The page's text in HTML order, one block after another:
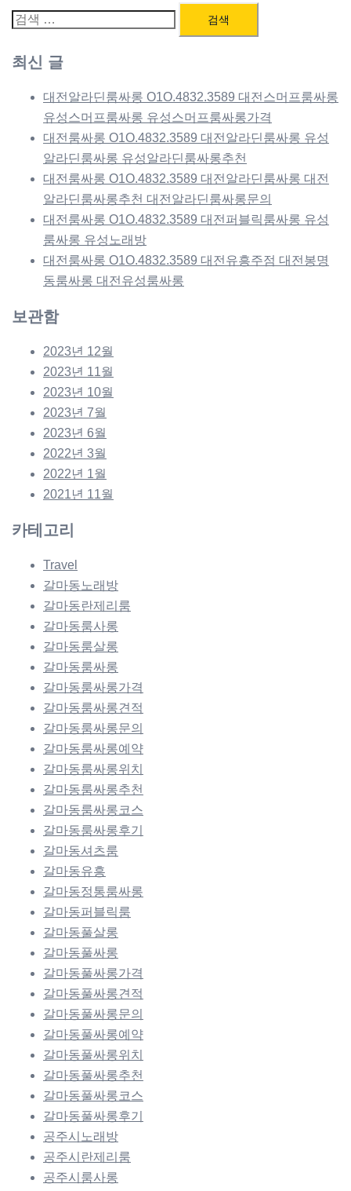
검
최신 글
대전알라딘룸싸롱 O1O.4832.3589 대전스머프룸싸롱
유성스머프룸싸롱 유성스머프룸싸롱가격
대전룸싸롱 O1O.4832.3589 대전알라딘룸싸롱 유성
알라딘룸싸롱 유성알라딘룸싸롱추천
대전룸싸롱 O1O.4832.3589 대전알라딘룸싸롱 대전
알라딘룸싸롱추천 대전알라딘룸싸롱문의
대전룸싸롱 O1O.4832.3589 대전퍼블릭룸싸롱 유성
룸싸롱 유성노래방
대전룸싸롱 O1O.4832.3589 대전유흥주점 대전봉명
동룸싸롱 대전유성룸싸롱
보관함
2023년 12월
2023년 11월
2023년 10월
2023년 7월
2023년 6월
2022년 3월
2022년 1월
2021년 11월
카테고리
Travel
갈마동노래방
갈마동란제리룸
갈마동룸사롱
갈마동룸살롱
갈마동룸싸롱
갈마동룸싸롱가격
갈마동룸싸롱견적
갈마동룸싸롱문의
갈마동룸싸롱예약
갈마동룸싸롱위치
갈마동룸싸롱추천
갈마동룸싸롱코스
갈마동룸싸롱후기
갈마동셔츠룸
갈마동유흥
갈마동정통룸싸롱
갈마동퍼블릭룸
갈마동풀살롱
갈마동풀싸롱
갈마동풀싸롱가격
갈마동풀싸롱견적
갈마동풀싸롱문의
갈마동풀싸롱예약
갈마동풀싸롱위치
갈마동풀싸롱추천
갈마동풀싸롱코스
갈마동풀싸롱후기
공주시노래방
공주시란제리룸
공주시룸사롱